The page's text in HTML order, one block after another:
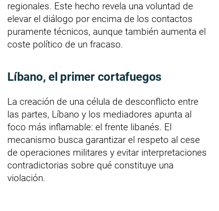
regionales. Este hecho revela una voluntad de
elevar el diálogo por encima de los contactos
puramente técnicos, aunque también aumenta el
coste político de un fracaso.
Líbano, el primer cortafuegos
La creación de una célula de desconflicto entre
las partes, Líbano y los mediadores apunta al
foco más inflamable: el frente libanés. El
mecanismo busca garantizar el respeto al cese
de operaciones militares y evitar interpretaciones
contradictorias sobre qué constituye una
violación.